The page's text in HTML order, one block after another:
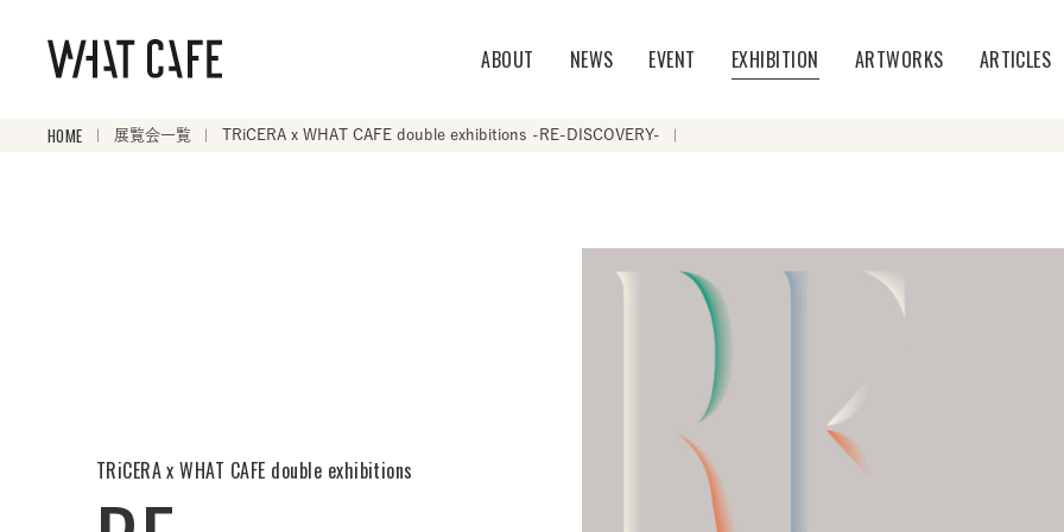
ABOUT NEWS EVENT EXHIBITION ARTWORKS ARTICLES
HOME 展覧会一覧 TRiCERA x WHAT CAFE double exhibitions -RE-DISCOVERY-
TRiCERA x WHAT CAFE double exhibitions